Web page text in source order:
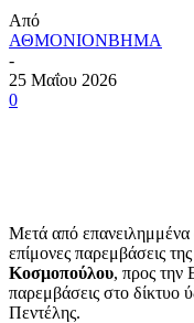
Από
ΑΘΜΟΝΙΟΝΒΗΜΑ
-
25 Μαΐου 2026
0
Μετά από επανειλημμένα
επίμονες παρεμβάσεις
Κοσμοπούλου, προς την
παρεμβάσεις στο δίκτυο
Πεντέλης.